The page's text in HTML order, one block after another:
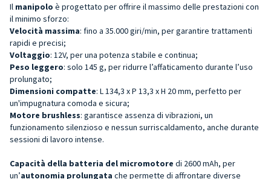
Il manipolo è progettato per offrire il massimo delle prestazioni con
il minimo sforzo:
Velocità massima: fino a 35.000 giri/min, per garantire trattamenti
rapidi e precisi;
Voltaggio: 12V, per una potenza stabile e continua;
Peso leggero: solo 145 g, per ridurre l’affaticamento durante l’uso
prolungato;
Dimensioni compatte: L 134,3 x P 13,3 x H 20 mm, perfetto per
un'impugnatura comoda e sicura;
Motore brushless: garantisce assenza di vibrazioni, un
funzionamento silenzioso e nessun surriscaldamento, anche durante
sessioni di lavoro intense.
Capacità della batteria del micromotore di 2600 mAh, per
un’autonomia prolungata che permette di affrontare diverse